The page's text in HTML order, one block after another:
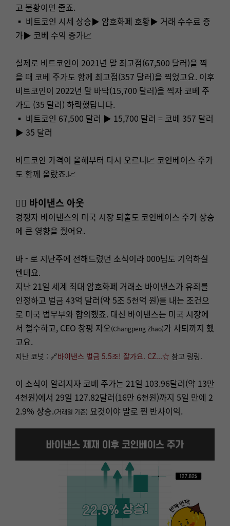
고 불황이면 줄죠.
▪ 비트코인 시세 상승▶ 암호화폐 호황▶ 거래 수수료 증
가▶ 코베 수익 증가📈
실제로 비트코인이 2021년 말 최고점(67,500 달러)을 찍
을 때 코베 주가도 함께 최고점(357 달러)을 찍었고요. 이후
비트코인이 2022년 말 바닥(15,700 달러)을 찍자 코베 주
가도 (35 달러) 하락했답니다.
▪ 비트코인 67,500 달러 ▶ 15,700 달러 = 코베 357 달러
▶ 35 달러
비트코인 가격이 올해부터 다시 오르니📈 코인베이스 주가
도 함께 올랐죠.📈
👉🏻 바이낸스 아웃
경쟁자 바이낸스의 미국 시장 퇴출도 코인베이스 주가 상승
에 큰 영향을 줬어요.
바 - 로 지난주에 전해드렸던 소식이라 000님도 기억하실
텐데요.
지난 21일 세계 최대 암호화폐 거래소 바이낸스가 유죄를
인정하고 벌금 43억 달러(약 5조 5천억 원)를 내는 조건으
로 미국 법무부와 합의했죠. 대신 바이낸스는 미국 시장에
서 철수하고, CEO 창펑 자오(Changpeng Zhao)가 사퇴까지 했
고요.
지난 코넛 : 🔗바이낸스 벌금 5.5조! 잘가요. CZ...☆ 참고 링링.
이 소식이 알려지자 코베 주가는 21일 103.96달러(약 13만
4천원)에서 29일 127.82달러(16만 6천원)까지 5일 만에 2
2.9% 상승.(거래일 기준) 요것이야 말로 찐 반사이익.